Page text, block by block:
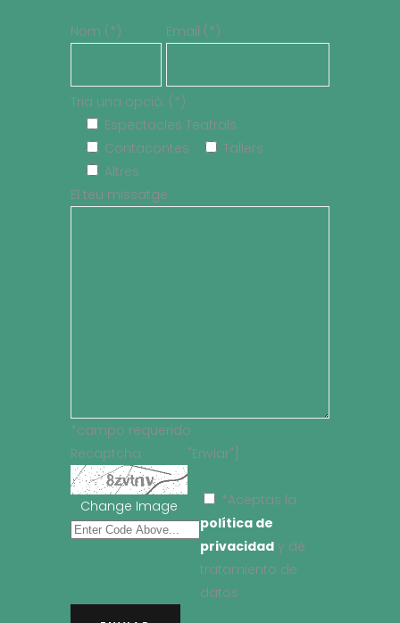
Nom (*) Email (*)
Tria una opció: (*)
Espectacles Teatrals
Contacontes
Tallers
Altres
El teu missatge
*campo requerido
Recaptcha
Change Image
"Enviar"]
*Aceptas la
política de
privacidady de
tratamiento de
datos